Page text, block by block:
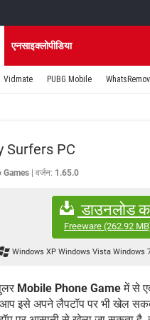
एनसाइक्लोपीडिया
Vidmate PUBG Mobile
Surfers PC
Games वर्जन: 1.65.0
डाउनलोड
Freeware (262.92
Windows XP Windows Vista Windows
Mobile Phone Gameमें से
इसे अपने लैपटॉप पर भी खेल